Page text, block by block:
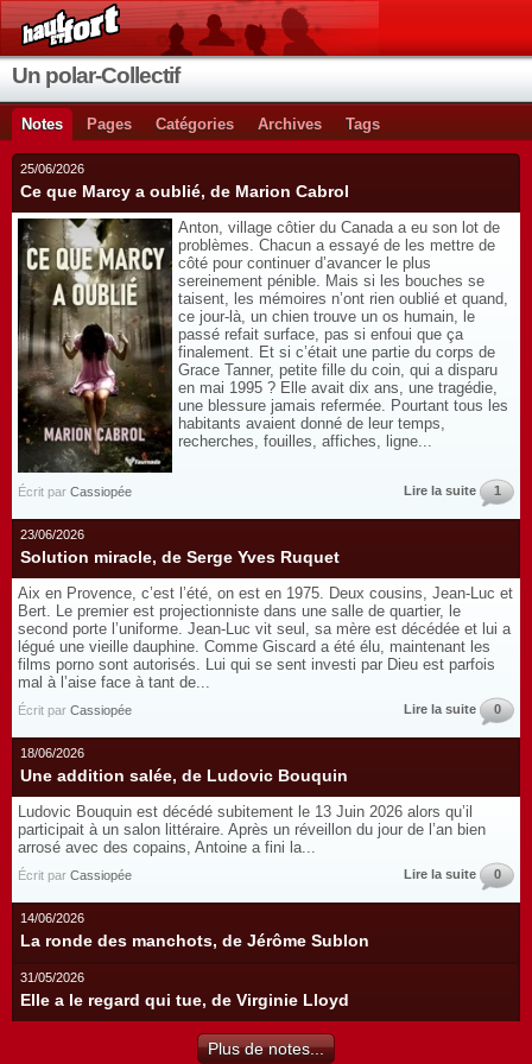
Un polar-Collectif
Notes Pages Catégories Archives Tags
25/06/2026
Ce que Marcy a oublié, de Marion Cabrol
Anton, village côtier du Canada a eu son lot de
problèmes. Chacun a essayé de les mettre de
côté pour continuer d’avancer le plus
sereinement pénible. Mais si les bouches se
taisent, les mémoires n’ont rien oublié et quand,
ce jour-là, un chien trouve un os humain, le
passé refait surface, pas si enfoui que ça
finalement. Et si c’était une partie du corps de
Grace Tanner, petite fille du coin, qui a disparu
en mai 1995 ? Elle avait dix ans, une tragédie,
une blessure jamais refermée. Pourtant tous les
habitants avaient donné de leur temps,
recherches, fouilles, affiches, ligne...
Écrit par Cassiopée Lire la suite 1
23/06/2026
Solution miracle, de Serge Yves Ruquet
Aix en Provence, c’est l’été, on est en 1975. Deux cousins, Jean-Luc et
Bert. Le premier est projectionniste dans une salle de quartier, le
second porte l’uniforme. Jean-Luc vit seul, sa mère est décédée et lui a
légué une vieille dauphine. Comme Giscard a été élu, maintenant les
films porno sont autorisés. Lui qui se sent investi par Dieu est parfois
mal à l’aise face à tant de...
Écrit par Cassiopée Lire la suite 0
18/06/2026
Une addition salée, de Ludovic Bouquin
Ludovic Bouquin est décédé subitement le 13 Juin 2026 alors qu’il
participait à un salon littéraire. Après un réveillon du jour de l’an bien
arrosé avec des copains, Antoine a fini la...
Écrit par Cassiopée Lire la suite 0
14/06/2026
La ronde des manchots, de Jérôme Sublon
31/05/2026
Elle a le regard qui tue, de Virginie Lloyd
Plus de notes...